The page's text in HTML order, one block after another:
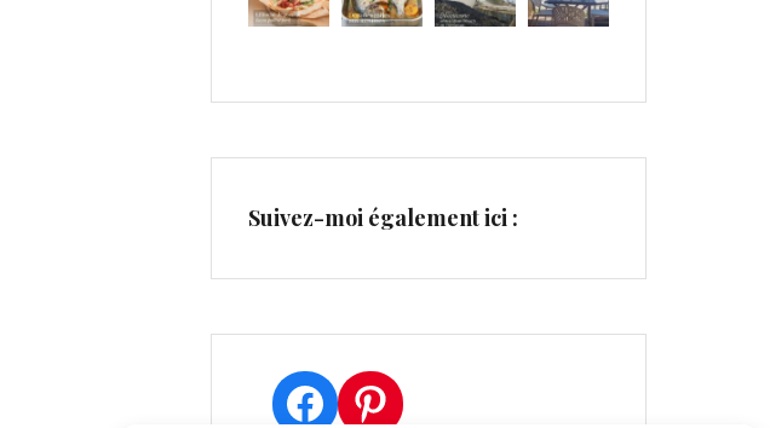
Suivez-moi également ici :
Facebook
Pinterest